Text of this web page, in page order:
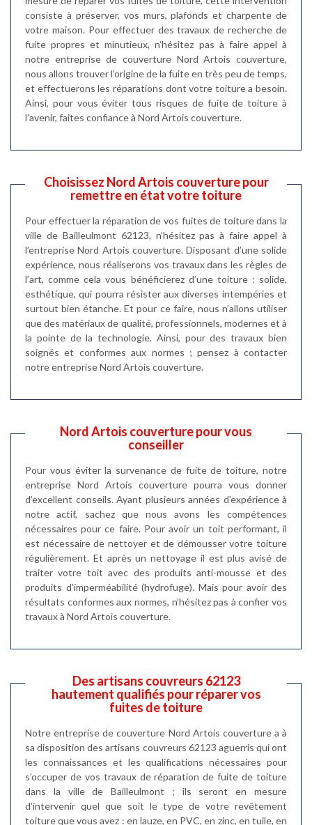
consiste à préserver, vos murs, plafonds et charpente de
votre maison. Pour effectuer des travaux de recherche de
fuite propres et minutieux, n’hésitez pas à faire appel à
notre entreprise de couverture Nord Artois couverture,
nous allons trouver l’origine de la fuite en très peu de temps,
et effectuerons les réparations dont votre toiture a besoin.
Ainsi, pour vous éviter tous risques de fuite de toiture à
l’avenir, faites confiance à Nord Artois couverture.
Choisissez Nord Artois couverture pour
remettre en état votre toiture
Pour effectuer la réparation de vos fuites de toiture dans la
ville de Bailleulmont 62123, n’hésitez pas à faire appel à
l’entreprise Nord Artois couverture. Disposant d’une solide
expérience, nous réaliserons vos travaux dans les règles de
l’art, comme cela vous bénéficierez d’une toiture : solide,
esthétique, qui pourra résister aux diverses intempéries et
surtout bien étanche. Et pour ce faire, nous n’allons utiliser
que des matériaux de qualité, professionnels, modernes et à
la pointe de la technologie. Ainsi, pour des travaux bien
soignés et conformes aux normes ; pensez à contacter
notre entreprise Nord Artois couverture.
Nord Artois couverture pour vous
conseiller
Pour vous éviter la survenance de fuite de toiture, notre
entreprise Nord Artois couverture pourra vous donner
d’excellent conseils. Ayant plusieurs années d’expérience à
notre actif, sachez que nous avons les compétences
nécessaires pour ce faire. Pour avoir un toit performant, il
est nécessaire de nettoyer et de démousser votre toiture
régulièrement. Et après un nettoyage il est plus avisé de
traiter votre toit avec des produits anti-mousse et des
produits d’imperméabilité (hydrofuge). Mais pour avoir des
résultats conformes aux normes, n’hésitez pas à confier vos
travaux à Nord Artois couverture.
Des artisans couvreurs 62123
hautement qualifiés pour réparer vos
fuites de toiture
Notre entreprise de couverture Nord Artois couverture a à
sa disposition des artisans couvreurs 62123 aguerris qui ont
les connaissances et les qualifications nécessaires pour
s’occuper de vos travaux de réparation de fuite de toiture
dans la ville de Bailleulmont ; ils seront en mesure
d’intervenir quel que soit le type de votre revêtement
toiture que vous avez : en lauze, en PVC, en zinc, en tuile, en